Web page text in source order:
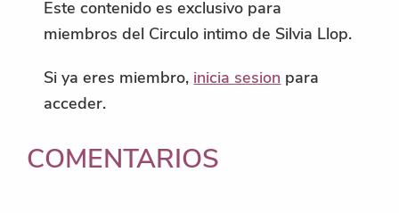
Este contenido es exclusivo para
miembros del Circulo intimo de Silvia Llop.
Si ya eres miembro, inicia sesion para
acceder.
INTERACCIONES
COMENTARIOS